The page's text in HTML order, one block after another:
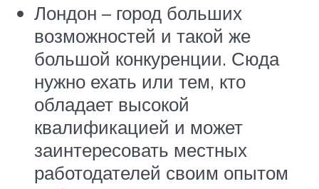
Лондон – город больших
возможностей и такой же
большой конкуренции. Сюда
нужно ехать или тем, кто
обладает высокой
квалификацией и может
заинтересовать местных
работодателей своим опытом